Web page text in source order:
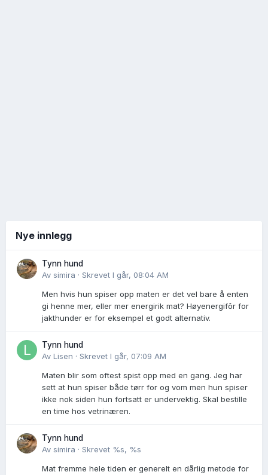
Nye innlegg
Tynn hund
Av simira · Skrevet I går, 08:04 AM
Men hvis hun spiser opp maten er det vel bare å enten
gi henne mer, eller mer energirik mat? Høyenergifôr for
jakthunder er for eksempel et godt alternativ.
Tynn hund
Av Lisen · Skrevet I går, 07:09 AM
Maten blir som oftest spist opp med en gang. Jeg har
sett at hun spiser både tørr for og vom men hun spiser
ikke nok siden hun fortsatt er undervektig. Skal bestille
en time hos vetrinæren.
Tynn hund
Av simira · Skrevet %s, %s
Mat fremme hele tiden er generelt en dårlig metode for